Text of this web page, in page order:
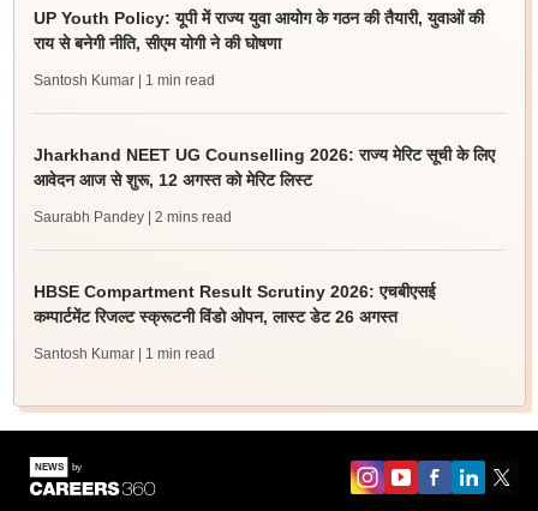
UP Youth Policy: यूपी में राज्य युवा आयोग के गठन की तैयारी, युवाओं की
राय से बनेगी नीति, सीएम योगी ने की घोषणा
Santosh Kumar | 1 min read
Jharkhand NEET UG Counselling 2026: राज्य मेरिट सूची के लिए
आवेदन आज से शुरू, 12 अगस्त को मेरिट लिस्ट
Saurabh Pandey | 2 mins read
HBSE Compartment Result Scrutiny 2026: एचबीएसई
कम्पार्टमेंट रिजल्ट स्क्रूटनी विंडो ओपन, लास्ट डेट 26 अगस्त
Santosh Kumar | 1 min read